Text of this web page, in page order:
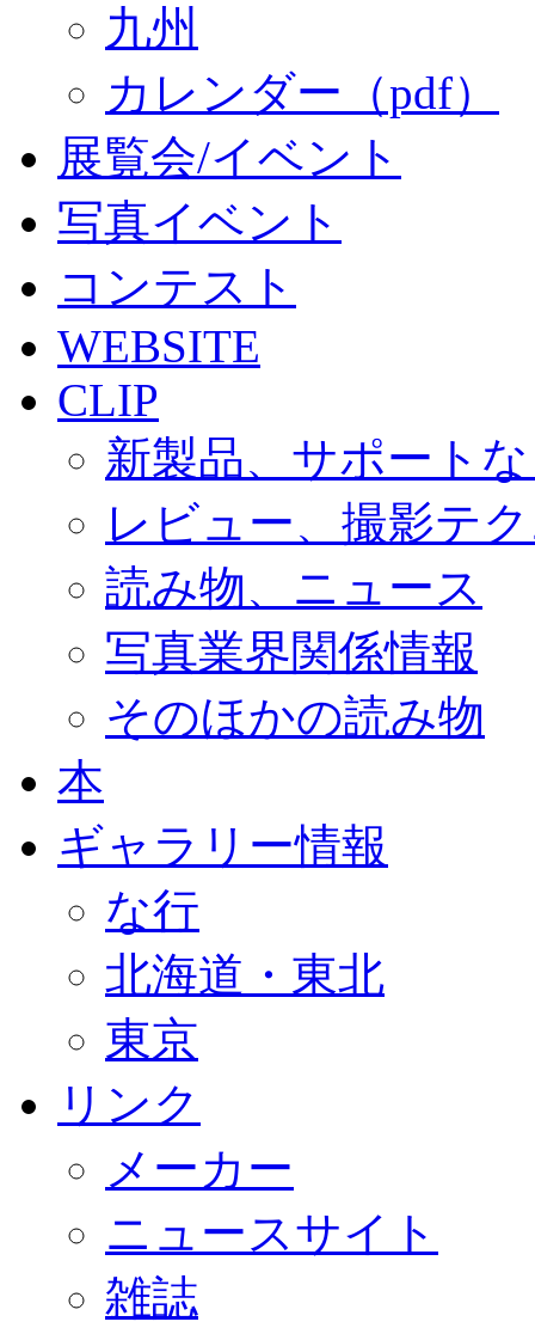
九州
カレンダー（pdf）
展覧会/イベント
写真イベント
コンテスト
WEBSITE
CLIP
新製品、サポート
レビュー、撮影テ
読み物、ニュース
写真業界関係情報
そのほかの読み物
本
ギャラリー情報
な行
北海道・東北
東京
リンク
メーカー
ニュースサイト
雑誌